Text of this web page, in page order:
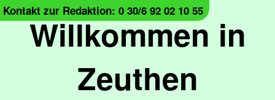
Willkommen in
Zeuthen
Kontakt zur Redaktion: 0 30/6 92 02 10 55